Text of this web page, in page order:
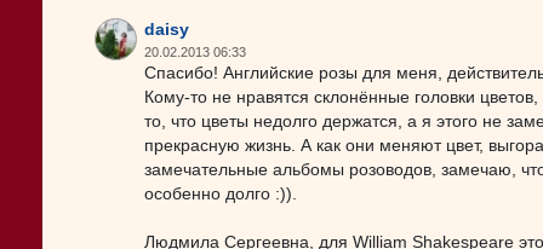
daisy
20.02.2013 06:33
Спасибо! Английские розы для меня,
Кому-то не нравятся склонённые головки
то, что цветы недолго держатся, а я этого не
прекрасную жизнь. А как они меняют цвет,
замечательные альбомы розоводов, замечаю,
особенно долго :)).
Людмила Сергеевна, для William Shakespeare